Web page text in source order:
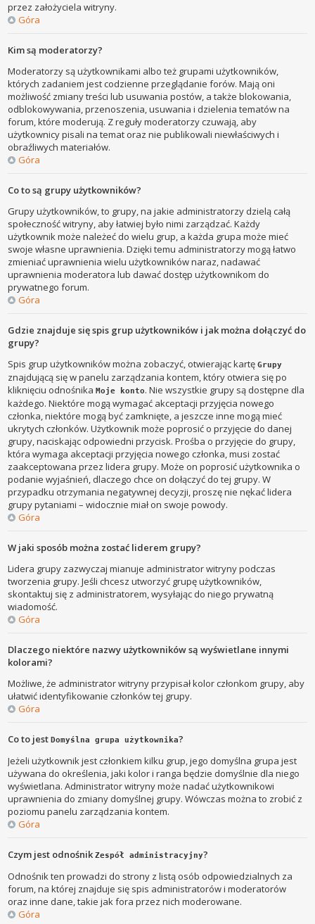
przez założyciela witryny.
Góra
Kim są moderatorzy?
Moderatorzy są użytkownikami albo też grupami użytkowników,
których zadaniem jest codzienne przeglądanie forów. Mają oni
możliwość zmiany treści lub usuwania postów, a także blokowania,
odblokowywania, przenoszenia, usuwania i dzielenia tematów na
forum, które moderują. Z reguły moderatorzy czuwają, aby
użytkownicy pisali na temat oraz nie publikowali niewłaściwych i
obraźliwych materiałów.
Góra
Co to są grupy użytkowników?
Grupy użytkowników, to grupy, na jakie administratorzy dzielą całą
społeczność witryny, aby łatwiej było nimi zarządzać. Każdy
użytkownik może należeć do wielu grup, a każda grupa może mieć
swoje własne uprawnienia. Dzięki temu administratorzy mogą łatwo
zmieniać uprawnienia wielu użytkowników naraz, nadawać
uprawnienia moderatora lub dawać dostęp użytkownikom do
prywatnego forum.
Góra
Gdzie znajduje się spis grup użytkowników i jak można dołączyć do
grupy?
Spis grup użytkowników można zobaczyć, otwierając kartęGrupy
znajdującą się w panelu zarządzania kontem, który otwiera się po
kliknięciu odnośnikaMoje konto. Nie wszystkie grupy są dostępne dla
każdego. Niektóre mogą wymagać akceptacji przyjęcia nowego
członka, niektóre mogą być zamknięte, a jeszcze inne mogą mieć
ukrytych członków. Użytkownik może poprosić o przyjęcie do danej
grupy, naciskając odpowiedni przycisk. Prośba o przyjęcie do grupy,
która wymaga akceptacji przyjęcia nowego członka, musi zostać
zaakceptowana przez lidera grupy. Może on poprosić użytkownika o
podanie wyjaśnień, dlaczego chce on dołączyć do tej grupy. W
przypadku otrzymania negatywnej decyzji, proszę nie nękać lidera
grupy pytaniami – widocznie miał on swoje powody.
Góra
W jaki sposób można zostać liderem grupy?
Lidera grupy zazwyczaj mianuje administrator witryny podczas
tworzenia grupy. Jeśli chcesz utworzyć grupę użytkowników,
skontaktuj się z administratorem, wysyłając do niego prywatną
wiadomość.
Góra
Dlaczego niektóre nazwy użytkowników są wyświetlane innymi
kolorami?
Możliwe, że administrator witryny przypisał kolor członkom grupy, aby
ułatwić identyfikowanie członków tej grupy.
Góra
Co to jestDomyślna grupa użytkownika?
Jeżeli użytkownik jest członkiem kilku grup, jego domyślna grupa jest
używana do określenia, jaki kolor i ranga będzie domyślnie dla niego
wyświetlana. Administrator witryny może nadać użytkownikowi
uprawnienia do zmiany domyślnej grupy. Wówczas można to zrobić z
poziomu panelu zarządzania kontem.
Góra
Czym jest odnośnikZespół administracyjny?
Odnośnik ten prowadzi do strony z listą osób odpowiedzialnych za
forum, na której znajduje się spis administratorów i moderatorów
oraz inne dane, takie jak fora przez nich moderowane.
Góra